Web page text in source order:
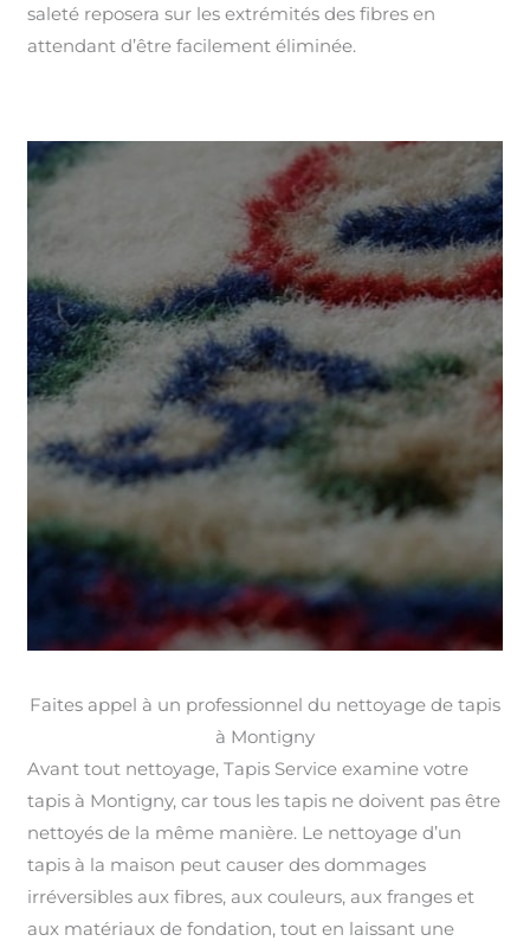
saleté reposera sur les extrémités des fibres en
attendant d’être facilement éliminée.
Faites appel à un professionnel du nettoyage de tapis
à Montigny
Avant tout nettoyage, Tapis Service examine votre
tapis à Montigny, car tous les tapis ne doivent pas être
nettoyés de la même manière. Le nettoyage d’un
tapis à la maison peut causer des dommages
irréversibles aux fibres, aux couleurs, aux franges et
aux matériaux de fondation, tout en laissant une